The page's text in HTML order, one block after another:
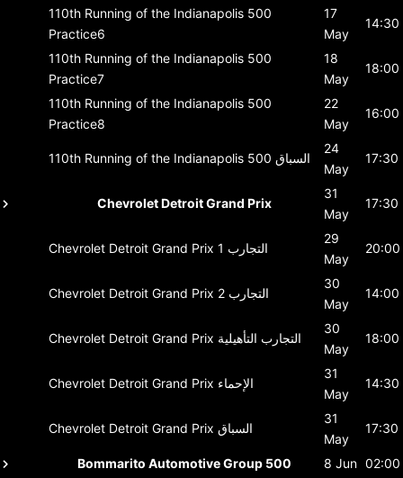
110th Running of the Indianapolis 500
Practice6
17
May
14:30
110th Running of the Indianapolis 500
Practice7
18
May
18:00
110th Running of the Indianapolis 500
Practice8
22
May
16:00
110th Running of the Indianapolis 500 السباق
24
May
17:30
Chevrolet Detroit Grand Prix
31
May
17:30
Chevrolet Detroit Grand Prix التجارب 1
29
May
20:00
Chevrolet Detroit Grand Prix التجارب 2
30
May
14:00
Chevrolet Detroit Grand Prix التجارب التأهيلية
30
May
18:00
Chevrolet Detroit Grand Prix الإحماء
31
May
14:30
Chevrolet Detroit Grand Prix السباق
31
May
17:30
Bommarito Automotive Group 500 8 Jun 02:00